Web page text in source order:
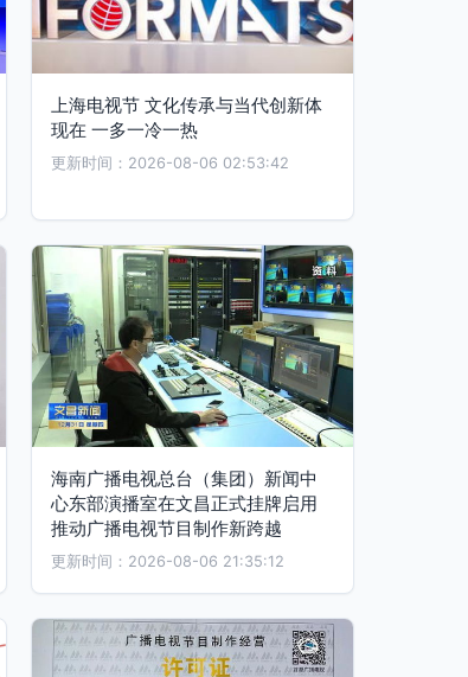
上海电视节 文化传承与当代创新体
现在 一多一冷一热
更新时间：2026-08-06 02:53:42
海南广播电视总台（集团）新闻中
心东部演播室在文昌正式挂牌启用
推动广播电视节目制作新跨越
更新时间：2026-08-06 21:35:12